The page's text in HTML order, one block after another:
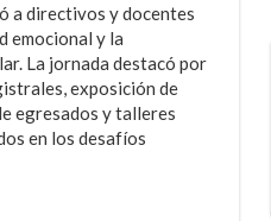
a directivos y docentes
emocional y la
La jornada destacó por
exposición de
egresados y talleres
en los desafíos